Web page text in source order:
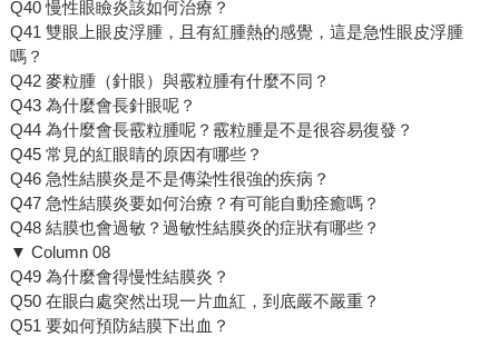
Q40 慢性眼瞼炎該如何治療？
Q41 雙眼上眼皮浮腫，且有紅腫熱的感覺，這是急性眼皮浮腫
嗎？
Q42 麥粒腫（針眼）與霰粒腫有什麼不同？
Q43 為什麼會長針眼呢？
Q44 為什麼會長霰粒腫呢？霰粒腫是不是很容易復發？
Q45 常見的紅眼睛的原因有哪些？
Q46 急性結膜炎是不是傳染性很強的疾病？
Q47 急性結膜炎要如何治療？有可能自動痊癒嗎？
Q48 結膜也會過敏？過敏性結膜炎的症狀有哪些？
▼ Column 08
Q49 為什麼會得慢性結膜炎？
Q50 在眼白處突然出現一片血紅，到底嚴不嚴重？
Q51 要如何預防結膜下出血？